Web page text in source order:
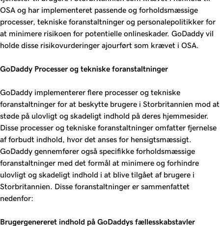
OSA og har implementeret passende og forholdsmæssige
processer, tekniske foranstaltninger og personalepolitikker for
at minimere risikoen for potentielle onlineskader. GoDaddy vil
holde disse risikovurderinger ajourført som krævet i OSA.
GoDaddy Processer og tekniske foranstaltninger
GoDaddy implementerer flere processer og tekniske
foranstaltninger for at beskytte brugere i Storbritannien mod at
støde på ulovligt og skadeligt indhold på deres hjemmesider.
Disse processer og tekniske foranstaltninger omfatter fjernelse
af forbudt indhold, hvor det anses for hensigtsmæssigt.
GoDaddy gennemfører også specifikke forholdsmæssige
foranstaltninger med det formål at minimere og forhindre
ulovligt og skadeligt indhold i at blive tilgået af brugere i
Storbritannien. Disse foranstaltninger er sammenfattet
nedenfor:
Brugergenereret indhold på GoDaddys fællesskabstavler